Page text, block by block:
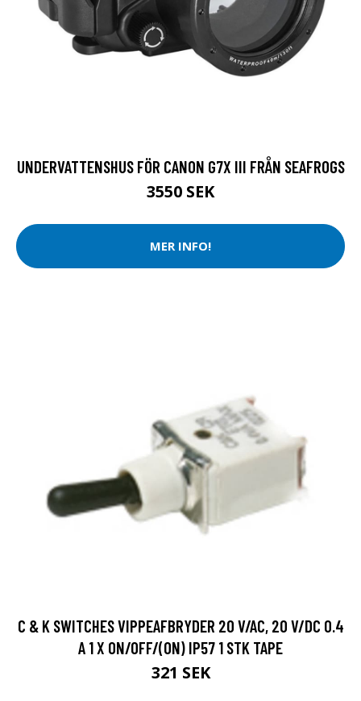
UNDERVATTENSHUS FÖR CANON G7X III FRÅN SEAFROGS
3550 SEK
MER INFO!
C & K SWITCHES VIPPEAFBRYDER 20 V/AC, 20 V/DC 0.4
A 1 X ON/OFF/(ON) IP57 1 STK TAPE
321 SEK